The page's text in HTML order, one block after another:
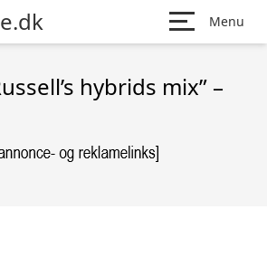
Menu
hybrids mix” –